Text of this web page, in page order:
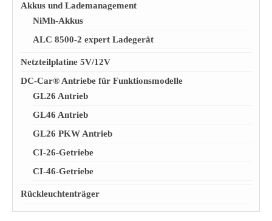
Akkus und Lademanagement
NiMh-Akkus
ALC 8500-2 expert Ladegerät
Netzteilplatine 5V/12V
DC-Car® Antriebe für Funktionsmodelle
GL26 Antrieb
GL46 Antrieb
GL26 PKW Antrieb
CI-26-Getriebe
CI-46-Getriebe
Rückleuchtenträger